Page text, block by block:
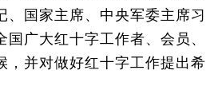
、国家主席、中央军委主席习
广大红十字工作者、会员、
，并对做好红十字工作提出希